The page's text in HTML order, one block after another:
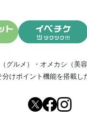
グルメ） ・ オメカシ（美容
分けポイント機能を搭載し